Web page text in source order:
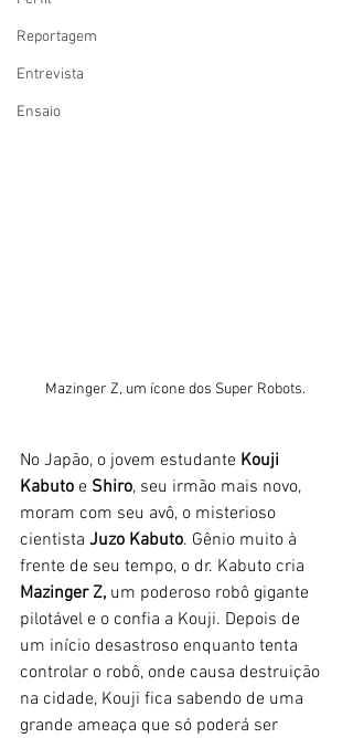
Reportagem
Entrevista
Ensaio
Mazinger Z, um ícone dos Super Robots.
No Japão, o jovem estudante Kouji
Kabuto e Shiro, seu irmão mais novo,
moram com seu avô, o misterioso
cientista Juzo Kabuto. Gênio muito à
frente de seu tempo, o dr. Kabuto cria
Mazinger Z, um poderoso robô gigante
pilotável e o confia a Kouji. Depois de
um início desastroso enquanto tenta
controlar o robô, onde causa destruição
na cidade, Kouji fica sabendo de uma
grande ameaça que só poderá ser